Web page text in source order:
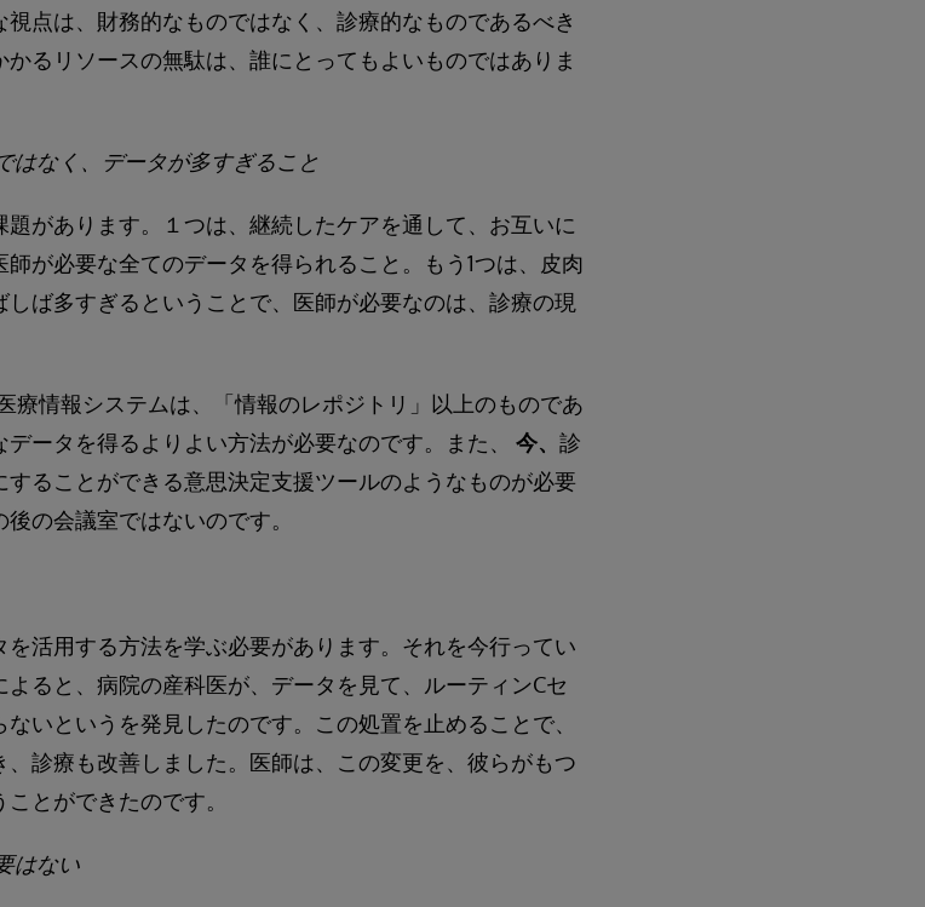
点は、財務的なものではなく、診療的なものであるべき
るリソースの無駄は、誰にとってもよいものではありま
はなく、データが多すぎること
があります。１つは、継続したケアを通して、お互いに
が必要な全てのデータを得られること。もう1つは、皮肉
ば多すぎるということで、医師が必要なのは、診療の現
療情報システムは、「情報のレポジトリ」以上のものであ
データを得るよりよい方法が必要なのです。また、 今、 診
ることができる意思決定支援ツールのようなものが必要
の会議室ではないのです。
活用する方法を学ぶ必要があります。それを今行ってい
ると、病院の産科医が、データを見て、ルーティンCセ
いというを発見したのです。この処置を止めることで、
診療も改善しました。医師は、この変更を、彼らがもつ
とができたのです。
はない